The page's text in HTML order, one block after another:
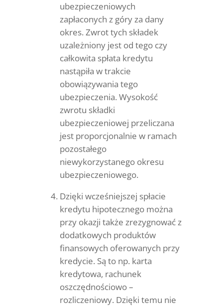
ubezpieczeniowych
zapłaconych z góry za dany
okres. Zwrot tych składek
uzależniony jest od tego czy
całkowita spłata kredytu
nastąpiła w trakcie
obowiązywania tego
ubezpieczenia. Wysokość
zwrotu składki
ubezpieczeniowej przeliczana
jest proporcjonalnie w ramach
pozostałego
niewykorzystanego okresu
ubezpieczeniowego.
Dzięki wcześniejszej spłacie
kredytu hipotecznego można
przy okazji także zrezygnować z
dodatkowych produktów
finansowych oferowanych przy
kredycie. Są to np. karta
kredytowa, rachunek
oszczędnościowo –
rozliczeniowy. Dzięki temu nie